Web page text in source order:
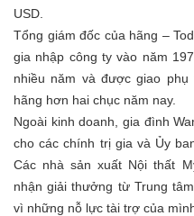
USD.
Tổng giám đốc của hãng –
gia nhập công ty vào năm
nhiều năm và được giao
hãng hơn hai chục năm nay.
Ngoài kinh doanh, gia đình
cho các chính trị gia và Ủy
Các nhà sản xuất Nội thất
nhận giải thưởng từ Trung
vì những nỗ lực tài trợ của